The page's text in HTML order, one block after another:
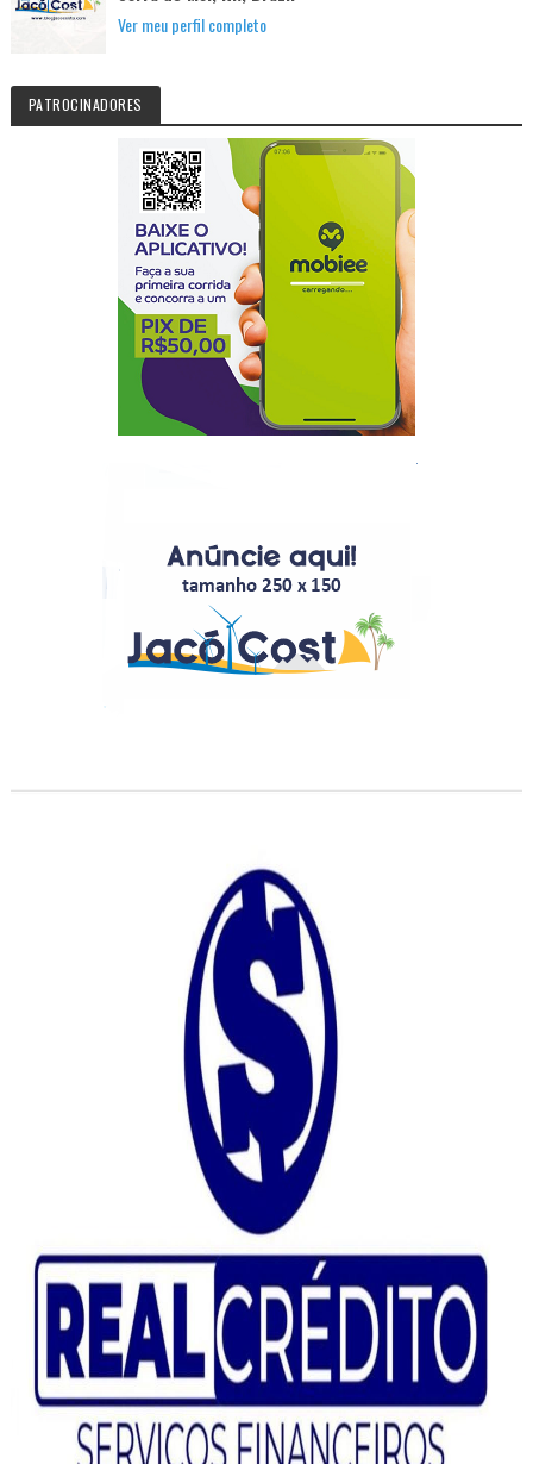
Ver meu perfil completo
PATROCINADORES